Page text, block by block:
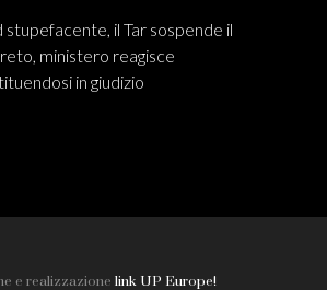
stupefacente, il Tar sospende il
ministero reagisce
in giudizio
e realizzazione link UP Europe!